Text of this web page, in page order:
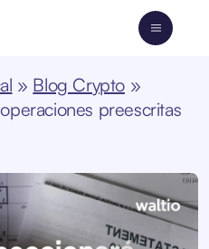
» Blog Crypto»
preescritas